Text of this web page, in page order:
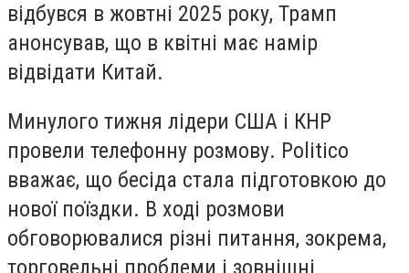
відбувся в жовтні 2025 року, Трамп
анонсував, що в квітні має намір
відвідати Китай.
Минулого тижня лідери США і КНР
провели телефонну розмову. Politico
вважає, що бесіда стала підготовкою до
нової поїздки. В ході розмови
обговорювалися різні питання, зокрема,
торговельні проблеми і зовнішні